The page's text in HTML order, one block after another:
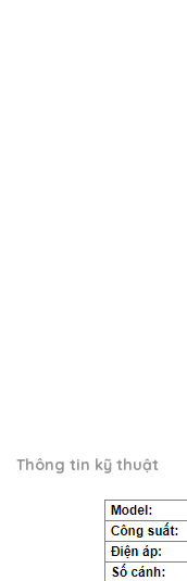
Thông tin kỹ thuật